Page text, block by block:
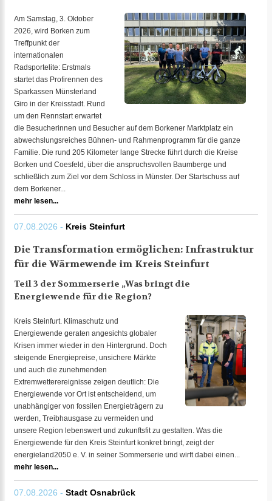
Am Samstag, 3. Oktober
2026, wird Borken zum
Treffpunkt der
internationalen
Radsportelite: Erstmals
startet das Profirennen des
Sparkassen Münsterland
Giro in der Kreisstadt. Rund
um den Rennstart erwartet
die Besucherinnen und Besucher auf dem Borkener Marktplatz ein
abwechslungsreiches Bühnen- und Rahmenprogramm für die ganze
Familie. Die rund 205 Kilometer lange Strecke führt durch die Kreise
Borken und Coesfeld, über die anspruchsvollen Baumberge und
schließlich zum Ziel vor dem Schloss in Münster. Der Startschuss auf
dem Borkener...
mehr lesen...
07.08.2026 - Kreis Steinfurt
Die Transformation ermöglichen: Infrastruktur
für die Wärmewende im Kreis Steinfurt
Teil 3 der Sommerserie „Was bringt die
Energiewende für die Region?
Kreis Steinfurt. Klimaschutz und
Energiewende geraten angesichts globaler
Krisen immer wieder in den Hintergrund. Doch
steigende Energiepreise, unsichere Märkte
und auch die zunehmenden
Extremwetterereignisse zeigen deutlich: Die
Energiewende vor Ort ist entscheidend, um
unabhängiger von fossilen Energieträgern zu
werden, Treibhausgase zu vermeiden und
unsere Region lebenswert und zukunftsfit zu gestalten. Was die
Energiewende für den Kreis Steinfurt konkret bringt, zeigt der
energieland2050 e. V. in seiner Sommerserie und wirft dabei einen...
mehr lesen...
07.08.2026 - Stadt Osnabrück